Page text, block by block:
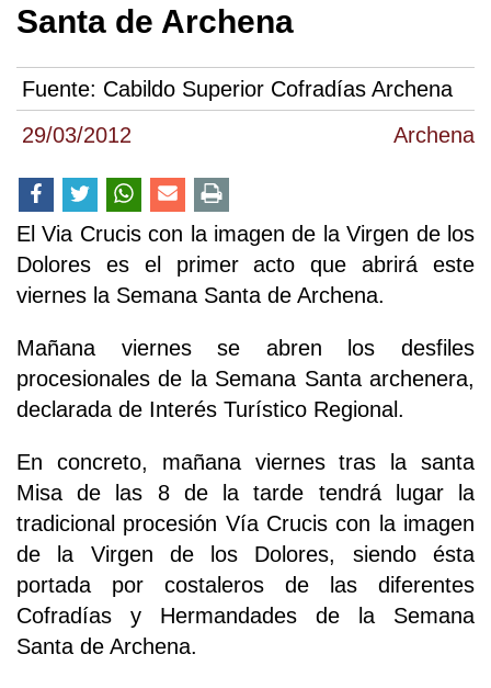
29/03/2012 Archena
Santa de Archena
Fuente: Cabildo Superior Cofradías Archena
El Via Crucis con la imagen de la Virgen de los
Dolores es el primer acto que abrirá este
viernes la Semana Santa de Archena.
Mañana viernes se abren los desfiles
procesionales de la Semana Santa archenera,
declarada de Interés Turístico Regional.
En concreto, mañana viernes tras la santa
Misa de las 8 de la tarde tendrá lugar la
tradicional procesión Vía Crucis con la imagen
de la Virgen de los Dolores, siendo ésta
portada por costaleros de las diferentes
Cofradías y Hermandades de la Semana
Santa de Archena.